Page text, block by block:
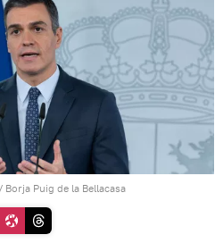
Puig de la Bellacasa